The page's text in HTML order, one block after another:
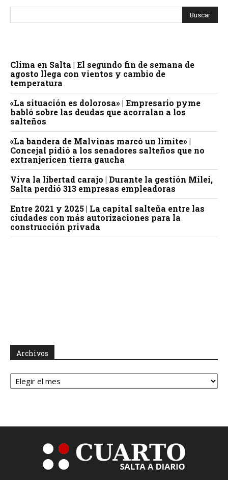
Clima en Salta | El segundo fin de semana de
agosto llega con vientos y cambio de
temperatura
«La situación es dolorosa» | Empresario pyme
habló sobre las deudas que acorralan a los
salteños
«La bandera de Malvinas marcó un límite» |
Concejal pidió a los senadores salteños que no
extranjericen tierra gaucha
Viva la libertad carajo | Durante la gestión Milei,
Salta perdió 313 empresas empleadoras
Entre 2021 y 2025 | La capital salteña entre las
ciudades con más autorizaciones para la
construcción privada
Archivos
Archivos